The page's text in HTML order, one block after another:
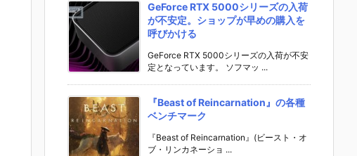
GeForce RTX 5000シリーズの入荷
が不安定。ショップが早めの購入を
呼びかける
GeForce RTX 5000シリーズの入荷が不安
定となっています。 ソフマッ ...
『Beast of Reincarnation』の各種
ベンチマーク
『Beast of Reincarnation』(ビースト・オ
ブ・リンカネーショ ...